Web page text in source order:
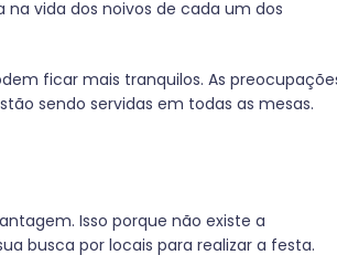
vida dos noivos de cada um dos
ficar mais tranquilos. As
sendo servidas em todas as mesas.
Isso porque não existe a
busca por locais para realizar a festa.